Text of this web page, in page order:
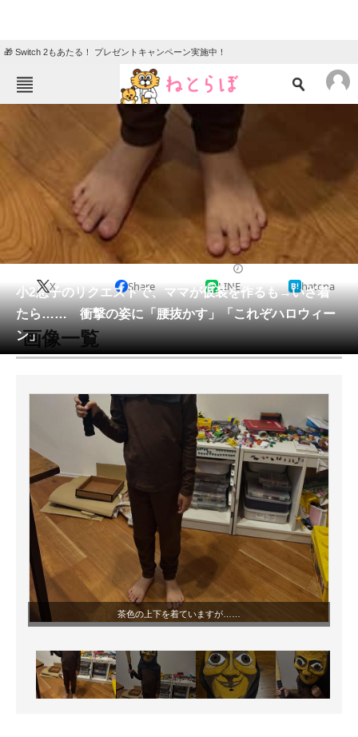
🎁 Switch 2もあたる！ プレゼントキャンペーン実施中！
ねとらぼメニュー
ニュース
エンタメ
教育・育児
動物 リサーチ
会員記事
メディア
注目記事を集めた総合ページ
ITの今と未来を見通す
スマホと通信の最新トレンド
進化するPCとデバイスの未来
好きが集まる 比べて選べる
ビジネスと働き方のヒント
AI活用のいまが分かる
企業ITのトレンドを詳説
マーケ×ITの今がよく分かる
ITエンジニア向け専門サイト
小2息子のリクエストで、ママが仮装を作るも→いざ着
たら…… 衝撃の姿に「腰抜かす」「これぞハロウィー
ン」
X Share LINE hatena
画像一覧
茶色の上下を着ていますが……